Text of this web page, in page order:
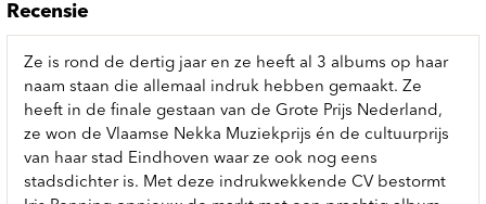
Recensie
Ze is rond de dertig jaar en ze heeft al 3 albums op haar
naam staan die allemaal indruk hebben gemaakt. Ze
heeft in de finale gestaan van de Grote Prijs Nederland,
ze won de Vlaamse Nekka Muziekprijs én de cultuurprijs
van haar stad Eindhoven waar ze ook nog eens
stadsdichter is. Met deze indrukwekkende CV bestormt